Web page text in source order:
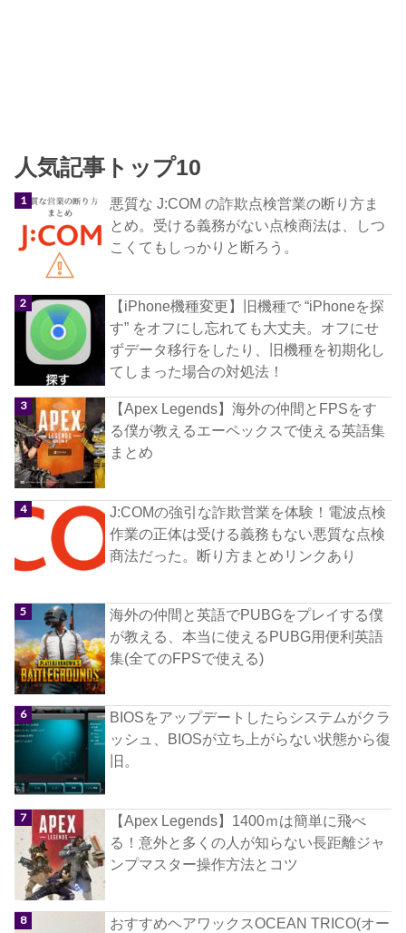
人気記事トップ10
悪質な J:COM の詐欺点検営業の断り方ま
とめ。受ける義務がない点検商法は、しつ
こくてもしっかりと断ろう。
【iPhone機種変更】旧機種で “iPhoneを探
す” をオフにし忘れても大丈夫。オフにせ
ずデータ移行をしたり、旧機種を初期化し
てしまった場合の対処法！
【Apex Legends】海外の仲間とFPSをす
る僕が教えるエーペックスで使える英語集
まとめ
J:COMの強引な詐欺営業を体験！電波点検
作業の正体は受ける義務もない悪質な点検
商法だった。断り方まとめリンクあり
海外の仲間と英語でPUBGをプレイする僕
が教える、本当に使えるPUBG用便利英語
集(全てのFPSで使える)
BIOSをアップデートしたらシステムがクラ
ッシュ、BIOSが立ち上がらない状態から復
旧。
【Apex Legends】1400ｍは簡単に飛べ
る！意外と多くの人が知らない長距離ジャ
ンプマスター操作方法とコツ
おすすめヘアワックスOCEAN TRICO(オー